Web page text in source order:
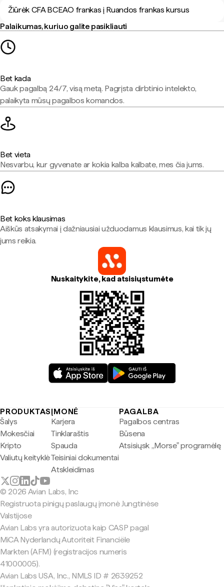
Žiūrėk CFA BCEAO frankas į Ruandos frankas kursus
Palaikumas, kuriuo galite pasikliauti
Bet kada
Gauk pagalbą 24/7, visą metą. Pagrįsta dirbtinio intelekto,
palaikyta mūsų pagalbos komandos.
Bet vieta
Nesvarbu, kur gyvenate ar kokia kalba kalbate, mes čia jums.
Bet koks klausimas
Aiškūs atsakymai į dažniausiai užduodamus klausimus, kai tik jų
jums reikia.
Nuskaitykite, kad atsisiųstumėte
PRODUKTAS
Šalys
Mokesčiai
Kripto
Valiutų keityklė
ĮMONĖ
Karjera
Tinklaraštis
Spauda
Teisiniai dokumentai
Atskleidimas
PAGALBA
Pagalbos centras
Būsena
Atsisiųsk „Morse" programėlę
© 2026 Avian Labs, Inc
Registruota pinigų paslaugų įmonė Jungtinėse
Valstijose
Avian Labs yra autorizuota kaip CASP pagal
MiCA Nyderlandų Autoriteit Financiële
Markten (AFM) (registracijos numeris
41000005).
Avian Labs USA, Inc., NMLS ID # 2639252